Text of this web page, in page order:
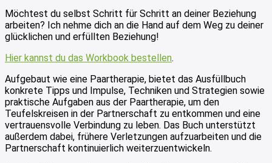
Möchtest du selbst Schritt für Schritt an deiner Beziehung
arbeiten? Ich nehme dich an die Hand auf dem Weg zu deiner
glücklichen und erfüllten Beziehung!
Hier kannst du das Workbook bestellen.
Aufgebaut wie eine Paartherapie, bietet das Ausfüllbuch
konkrete Tipps und Impulse, Techniken und Strategien sowie
praktische Aufgaben aus der Paartherapie, um den
Teufelskreisen in der Partnerschaft zu entkommen und eine
vertrauensvolle Verbindung zu leben. Das Buch unterstützt
außerdem dabei, frühere Verletzungen aufzuarbeiten und die
Partnerschaft kontinuierlich weiterzuentwickeln.